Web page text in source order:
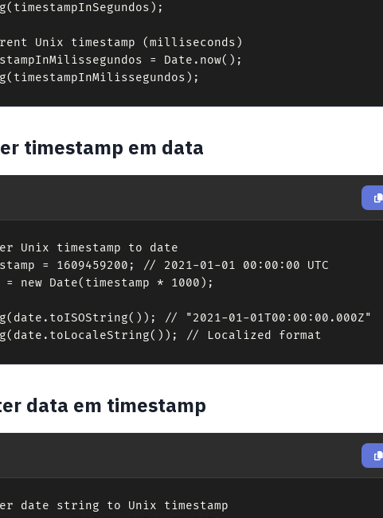
Unix timestamp (milliseconds)
= Date.now();
timestamp em data
Unix timestamp to date
= 1609459200; // 2021-01-01 00:00:00 UTC
new Date(timestamp * 1000);
// "2021-01-01T00:00:00.000Z"
// Localized format
data em timestamp
date string to Unix timestamp